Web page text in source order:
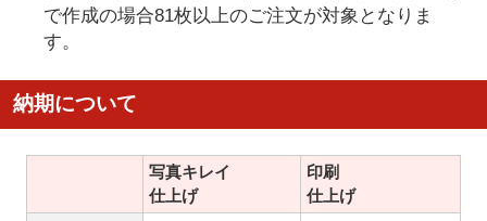
で作成の場合81枚以上のご注文が対象となりま
す。
納期について
写真キレイ
仕上げ
印刷
仕上げ